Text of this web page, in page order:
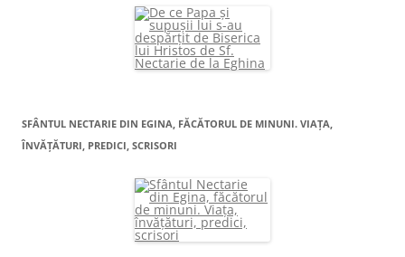
SFÂNTUL NECTARIE DIN EGINA, FĂCĂTORUL DE MINUNI. VIAŢA,
ÎNVĂŢĂTURI, PREDICI, SCRISORI